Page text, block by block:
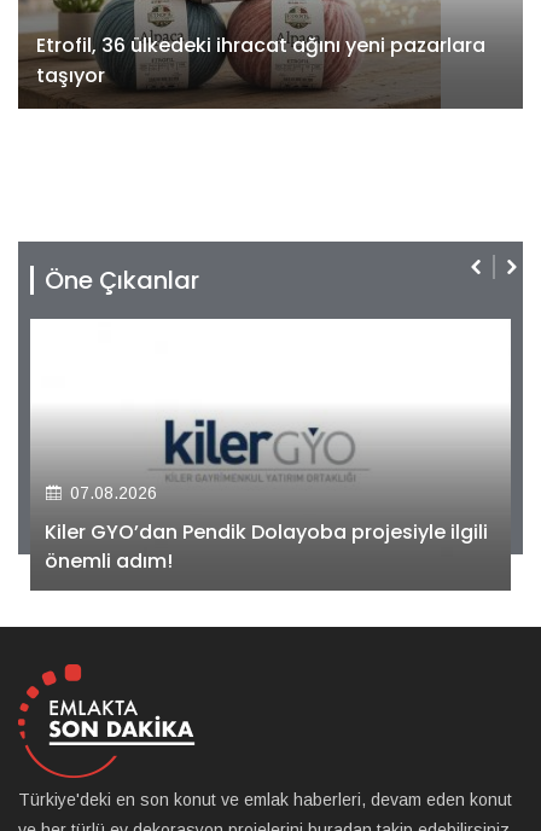
Etrofil, 36 ülkedeki ihracat ağını yeni pazarlara
taşıyor
Öne Çıkanlar
07.08.2026
Kiler GYO’dan Pendik Dolayoba projesiyle ilgili
önemli adım!
Türkiye'deki en son konut ve emlak haberleri, devam eden konut